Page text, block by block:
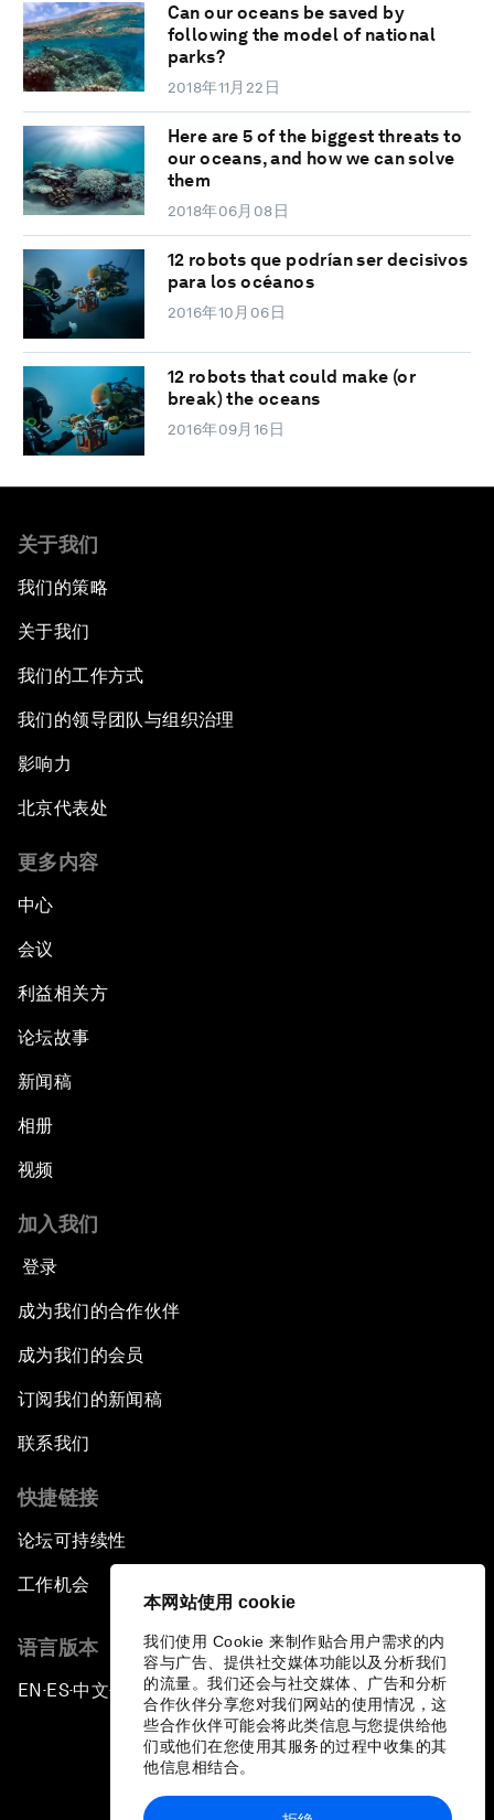
本网站使用 cookie
我们使用 Cookie 来制作贴合用户需求的内
容与广告、提供社交媒体功能以及分析我们
的流量。我们还会与社交媒体、广告和分析
合作伙伴分享您对我们网站的使用情况，这
些合作伙伴可能会将此类信息与您提供给他
们或他们在您使用其服务的过程中收集的其
他信息相结合。
Can our oceans be saved by
following the model of national
parks?
2018年11月22日
Here are 5 of the biggest threats to
our oceans, and how we can solve
them
2018年06月08日
12 robots que podrían ser decisivos
para los océanos
2016年10月06日
12 robots that could make (or
break) the oceans
2016年09月16日
关于我们
我们的策略
关于我们
我们的工作方式
我们的领导团队与组织治理
影响力
北京代表处
更多内容
中心
会议
利益相关方
论坛故事
新闻稿
相册
视频
加入我们
登录
成为我们的合作伙伴
成为我们的会员
订阅我们的新闻稿
联系我们
快捷链接
论坛可持续性
工作机会
语言版本
EN ▪ ES▪中文▪ 日本語